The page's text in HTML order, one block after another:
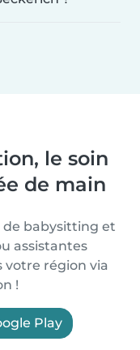
le soin
de main
de babysitting et
assistantes
votre région via
!
Play